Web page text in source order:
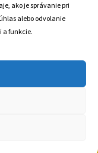
ako je správanie pri
alebo odvolanie
a funkcie.